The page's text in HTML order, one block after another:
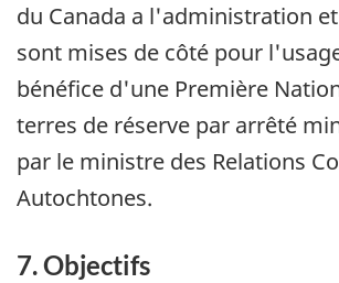
du Canada a l'administration
sont mises de côté pour
bénéfice d'une Première
terres de réserve par arrêté
par le ministre des Relations
Autochtones.
7. Objectifs